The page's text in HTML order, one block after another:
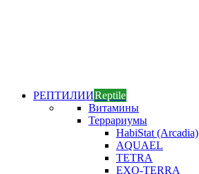
РЕПТИЛИИReptile
Витамины
Террариумы
HabiStat (Arcadia)
AQUAEL
TETRA
EXO-TERRA